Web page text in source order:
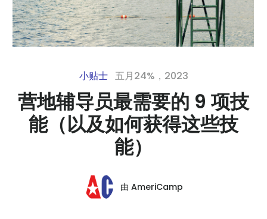
小贴士 五月24%，2023
营地辅导员最需要的 9 项技
能（以及如何获得这些技
能）
由 AmeriCamp